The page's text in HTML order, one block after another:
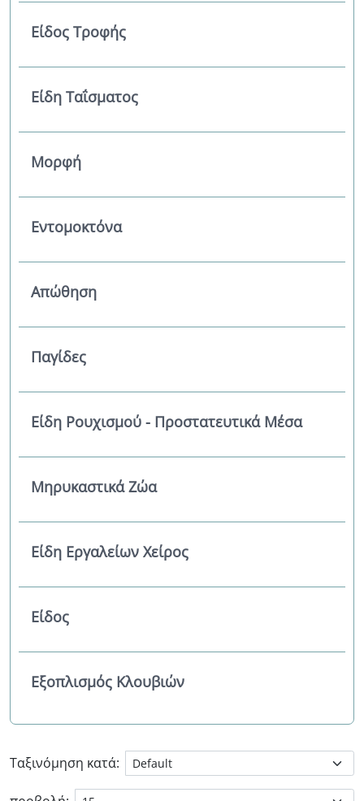
Είδος Τροφής
Είδη Ταΐσματος
Μορφή
Εντομοκτόνα
Απώθηση
Παγίδες
Είδη Ρουχισμού - Προστατευτικά Μέσα
Μηρυκαστικά Ζώα
Είδη Εργαλείων Χείρος
Είδος
Εξοπλισμός Κλουβιών
Ταξινόμηση κατά: